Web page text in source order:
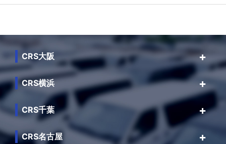
CRS大阪
CRS横浜
CRS千葉
CRS名古屋